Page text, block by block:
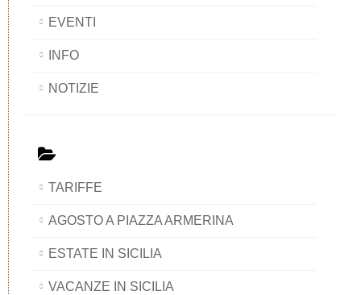
EVENTI
INFO
NOTIZIE
TARIFFE
AGOSTO A PIAZZA ARMERINA
ESTATE IN SICILIA
VACANZE IN SICILIA